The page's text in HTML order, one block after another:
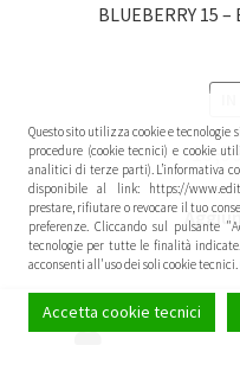
BLUEBERRY 15 –
19,99
Questo sito utilizza cookie e
procedure (cookie tecnici) e cookie
analitici di terze parti). L’informativa
disponibile al link: https://
prestare, rifiutare o revocare il tuo
preferenze. Cliccando sul pulsante
tecnologie per tutte le finalità
acconsenti all'uso dei soli cookie tecnici.
Accetta cookie tecnici